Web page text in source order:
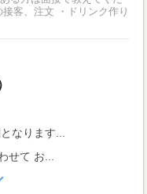
なります...
せて お...